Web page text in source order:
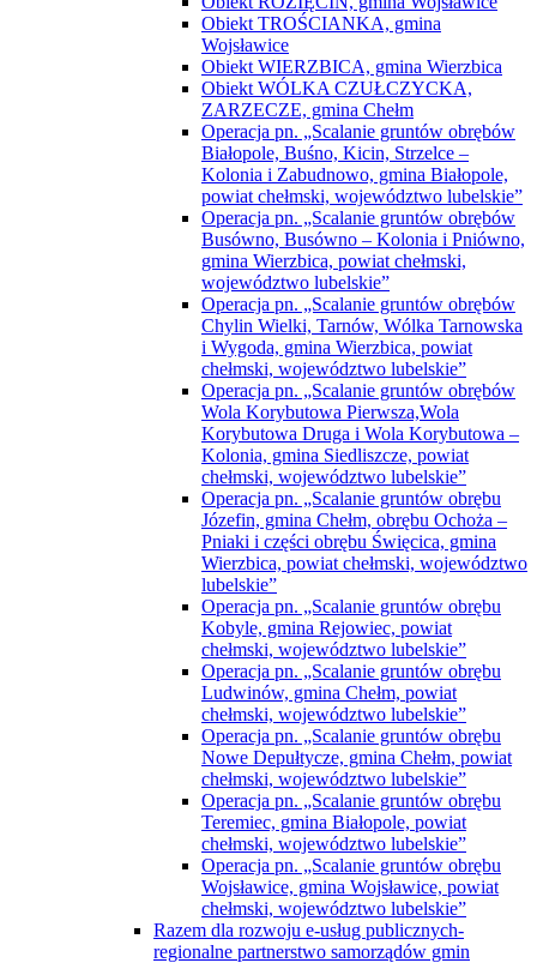
Obiekt TROŚCIANKA, gmina
Wojsławice
Obiekt WIERZBICA, gmina Wierzbica
Obiekt WÓLKA CZUŁCZYCKA,
ZARZECZE, gmina Chełm
Operacja pn. „Scalanie gruntów obrębów
Białopole, Buśno, Kicin, Strzelce –
Kolonia i Zabudnowo, gmina Białopole,
powiat chełmski, województwo lubelskie”
Operacja pn. „Scalanie gruntów obrębów
Busówno, Busówno – Kolonia i Pniówno,
gmina Wierzbica, powiat chełmski,
województwo lubelskie”
Operacja pn. „Scalanie gruntów obrębów
Chylin Wielki, Tarnów, Wólka Tarnowska
i Wygoda, gmina Wierzbica, powiat
chełmski, województwo lubelskie”
Operacja pn. „Scalanie gruntów obrębów
Wola Korybutowa Pierwsza,Wola
Korybutowa Druga i Wola Korybutowa –
Kolonia, gmina Siedliszcze, powiat
chełmski, województwo lubelskie”
Operacja pn. „Scalanie gruntów obrębu
Józefin, gmina Chełm, obrębu Ochoża –
Pniaki i części obrębu Święcica, gmina
Wierzbica, powiat chełmski, województwo
lubelskie”
Operacja pn. „Scalanie gruntów obrębu
Kobyle, gmina Rejowiec, powiat
chełmski, województwo lubelskie”
Operacja pn. „Scalanie gruntów obrębu
Ludwinów, gmina Chełm, powiat
chełmski, województwo lubelskie”
Operacja pn. „Scalanie gruntów obrębu
Nowe Depułtycze, gmina Chełm, powiat
chełmski, województwo lubelskie”
Operacja pn. „Scalanie gruntów obrębu
Teremiec, gmina Białopole, powiat
chełmski, województwo lubelskie”
Operacja pn. „Scalanie gruntów obrębu
Wojsławice, gmina Wojsławice, powiat
chełmski, województwo lubelskie”
Razem dla rozwoju e-usług publicznych-
regionalne partnerstwo samorządów gmin